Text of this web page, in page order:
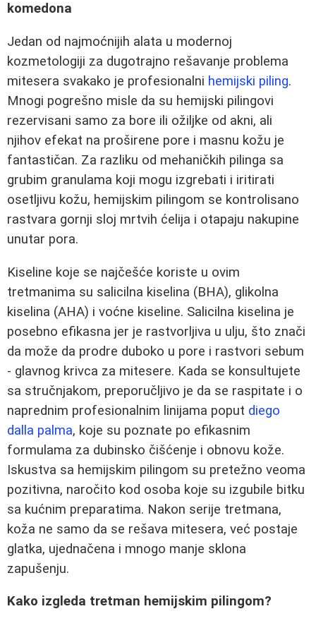
komedona
Jedan od najmoćnijih alata u modernoj
kozmetologiji za dugotrajno rešavanje problema
mitesera svakako je profesionalni hemijski piling.
Mnogi pogrešno misle da su hemijski pilingovi
rezervisani samo za bore ili ožiljke od akni, ali
njihov efekat na proširene pore i masnu kožu je
fantastičan. Za razliku od mehaničkih pilinga sa
grubim granulama koji mogu izgrebati i iritirati
osetljivu kožu, hemijskim pilingom se kontrolisano
rastvara gornji sloj mrtvih ćelija i otapaju nakupine
unutar pora.
Kiseline koje se najčešće koriste u ovim
tretmanima su salicilna kiselina (BHA), glikolna
kiselina (AHA) i voćne kiseline. Salicilna kiselina je
posebno efikasna jer je rastvorljiva u ulju, što znači
da može da prodre duboko u pore i rastvori sebum
- glavnog krivca za mitesere. Kada se konsultujete
sa stručnjakom, preporučljivo je da se raspitate i o
naprednim profesionalnim linijama poput diego
dalla palma, koje su poznate po efikasnim
formulama za dubinsko čišćenje i obnovu kože.
Iskustva sa hemijskim pilingom su pretežno veoma
pozitivna, naročito kod osoba koje su izgubile bitku
sa kućnim preparatima. Nakon serije tretmana,
koža ne samo da se rešava mitesera, već postaje
glatka, ujednačena i mnogo manje sklona
zapušenju.
Kako izgleda tretman hemijskim pilingom?